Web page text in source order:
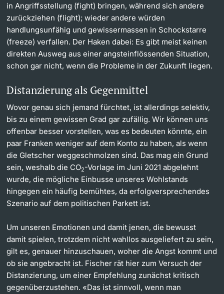
in Angriffsstellung (fight) bringen, während sich andere
zurückziehen (flight); wieder andere würden
handlungsunfähig und gewissermassen in Schockstarre
(freeze) verfallen. Der Haken dabei: Es gibt meist keinen
direkten Ausweg aus einer angsteinflössenden Situation,
schon gar nicht, wenn die Probleme in der Zukunft liegen.
Distanzierung als Gegenmittel
Wovor genau sich jemand fürchtet, ist allerdings selektiv,
bis zu einem gewissen Grad gar zufällig. Wir können uns
offenbar besser vorstellen, was es bedeuten könnte, ein
paar Franken weniger auf dem Konto zu haben, als wenn
die Gletscher weggeschmolzen sind. Das mag ein Grund
sein, weshalb die CO2-Vorlage im Juni 2021 abgelehnt
wurde, die mögliche Einbusse unseres Wohlstands
hingegen ein häufig bemühtes, da erfolgversprechendes
Szenario auf dem politischen Parkett ist.
Um unseren Emotionen und damit jenen, die bewusst
damit spielen, trotzdem nicht wahllos ausgeliefert zu sein,
gilt es, genauer hinzuschauen, woher die Angst kommt und
ob sie angebracht ist. Fischer rät hier zum Versuch der
Distanzierung, um einer Empfehlung zunächst kritisch
gegenüberzustehen. «Das ist sinnvoll, wenn man